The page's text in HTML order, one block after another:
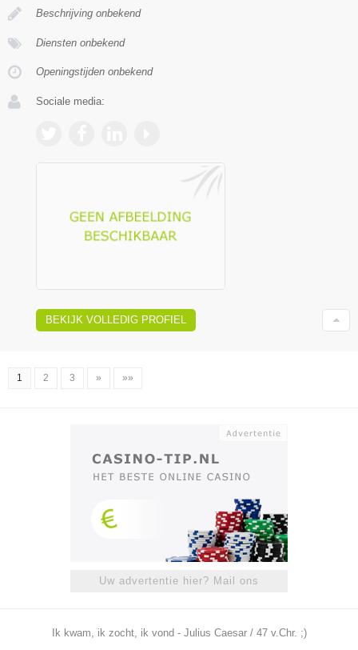
Beschrijving onbekend
Diensten onbekend
Openingstijden onbekend
Sociale media:
BEKIJK VOLLEDIG PROFIEL
1 2 3 » »»
Uw advertentie hier? Mail ons
Ik kwam, ik zocht, ik vond - Julius Caesar / 47 v.Chr. ;)